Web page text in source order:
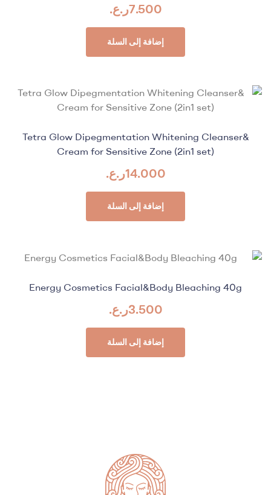
7.500ر.ع.
إضافة إلى السلة
Tetra Glow Dipegmentation Whitening Cleanser&
Cream for Sensitive Zone (2in1 set)
14.000ر.ع.
إضافة إلى السلة
Energy Cosmetics Facial&Body Bleaching 40g
3.500ر.ع.
إضافة إلى السلة